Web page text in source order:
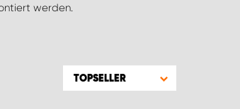
werden.
TOPSELLER